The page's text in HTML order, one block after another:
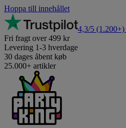
Hoppa till innehållet
4,3/5 (1.200+)
Fri fragt over 499 kr
Levering 1-3 hverdage
30 dages åbent køb
25.000+ artikler